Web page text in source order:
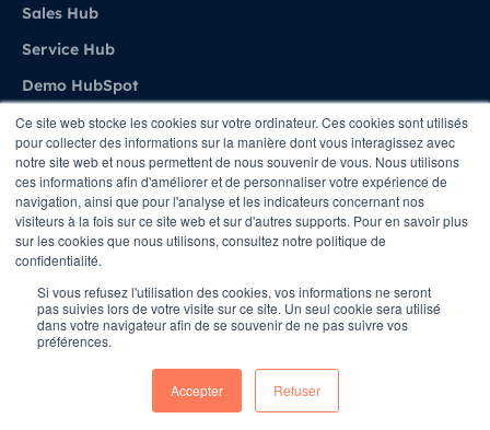
Ce site web stocke les cookies sur votre ordinateur. Ces cookies sont utilisés
pour collecter des informations sur la manière dont vous interagissez avec
notre site web et nous permettent de nous souvenir de vous. Nous utilisons
ces informations afin d'améliorer et de personnaliser votre expérience de
navigation, ainsi que pour l'analyse et les indicateurs concernant nos
visiteurs à la fois sur ce site web et sur d'autres supports. Pour en savoir plus
sur les cookies que nous utilisons, consultez notre politique de
confidentialité.
Si vous refusez l'utilisation des cookies, vos informations ne seront
pas suivies lors de votre visite sur ce site. Un seul cookie sera utilisé
dans votre navigateur afin de se souvenir de ne pas suivre vos
préférences.
Accepter Refuser
Sales Hub
Service Hub
Demo HubSpot
Agence
A propos de Stratenet
Stratenet X HubSpot
Nous Contacter
Copyright © STRATENET - All rights Reserved
Privacy Policy